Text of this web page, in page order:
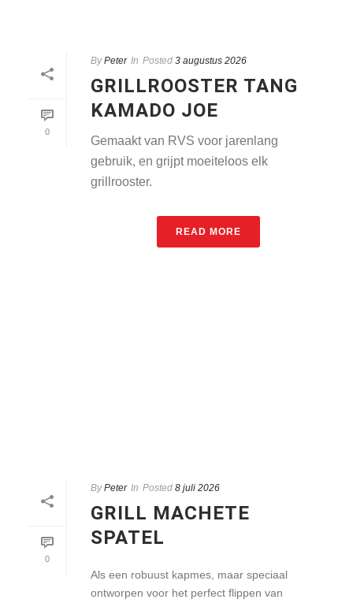
0
By Peter In Posted 3 augustus 2026
GRILLROOSTER TANG
KAMADO JOE
Gemaakt van RVS voor jarenlang
gebruik, en grijpt moeiteloos elk
grillrooster.
READ MORE
0
By Peter In Posted 8 juli 2026
GRILL MACHETE
SPATEL
Als een robuust kapmes, maar speciaal
ontworpen voor het perfect flippen van